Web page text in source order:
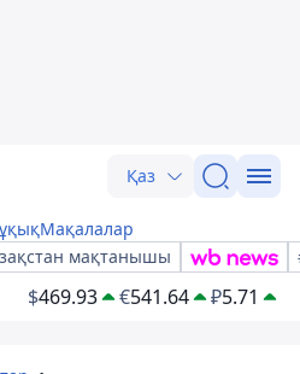
Қаз
Мақалалар
мақтанышы
$469.93 €541.64 ₽5.71